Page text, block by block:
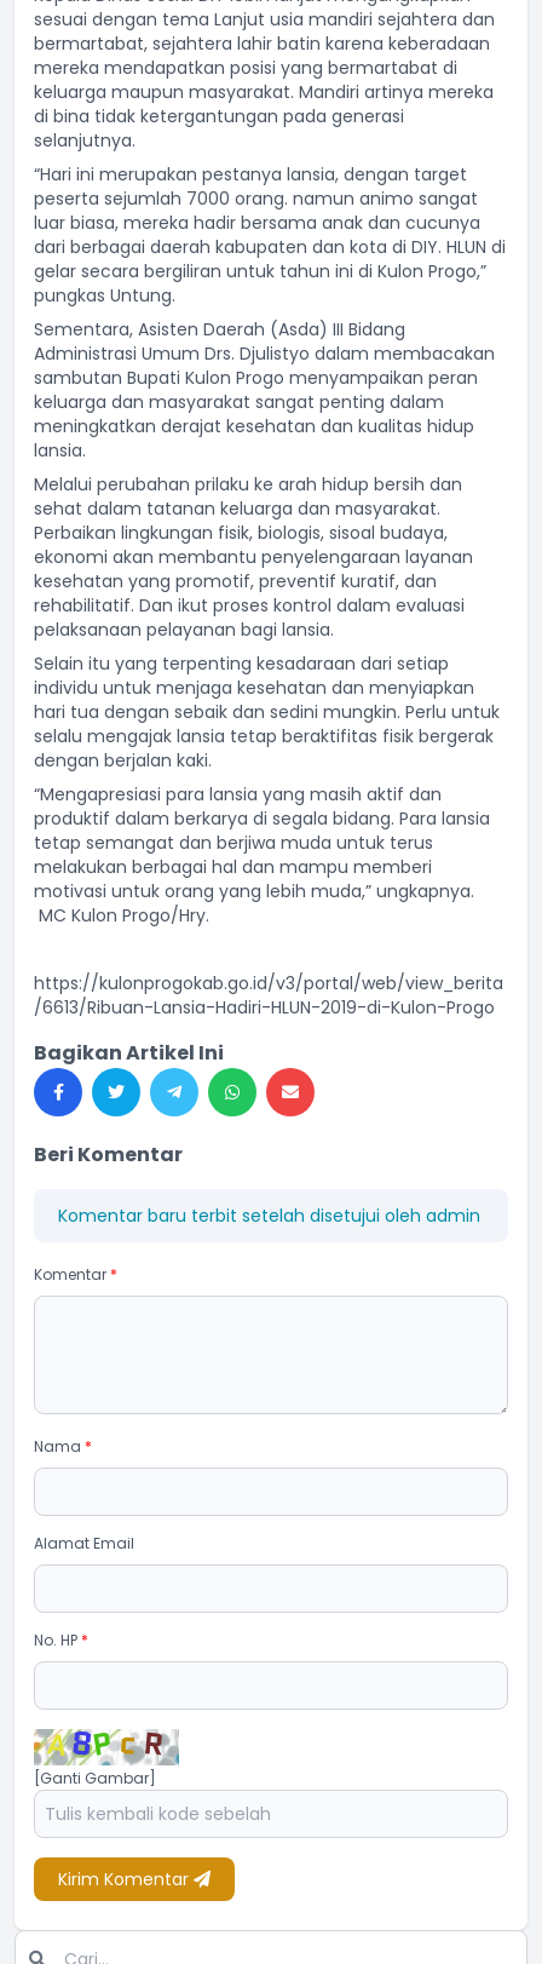
sesuai dengan tema Lanjut usia mandiri sejahtera dan
bermartabat, sejahtera lahir batin karena keberadaan
mereka mendapatkan posisi yang bermartabat di
keluarga maupun masyarakat. Mandiri artinya mereka
di bina tidak ketergantungan pada generasi
selanjutnya.
“Hari ini merupakan pestanya lansia, dengan target
peserta sejumlah 7000 orang. namun animo sangat
luar biasa, mereka hadir bersama anak dan cucunya
dari berbagai daerah kabupaten dan kota di DIY. HLUN di
gelar secara bergiliran untuk tahun ini di Kulon Progo,”
pungkas Untung.
Sementara, Asisten Daerah (Asda) III Bidang
Administrasi Umum Drs. Djulistyo dalam membacakan
sambutan Bupati Kulon Progo menyampaikan peran
keluarga dan masyarakat sangat penting dalam
meningkatkan derajat kesehatan dan kualitas hidup
lansia.
Melalui perubahan prilaku ke arah hidup bersih dan
sehat dalam tatanan keluarga dan masyarakat.
Perbaikan lingkungan fisik, biologis, sisoal budaya,
ekonomi akan membantu penyelengaraan layanan
kesehatan yang promotif, preventif kuratif, dan
rehabilitatif. Dan ikut proses kontrol dalam evaluasi
pelaksanaan pelayanan bagi lansia.
Selain itu yang terpenting kesadaraan dari setiap
individu untuk menjaga kesehatan dan menyiapkan
hari tua dengan sebaik dan sedini mungkin. Perlu untuk
selalu mengajak lansia tetap beraktifitas fisik bergerak
dengan berjalan kaki.
“Mengapresiasi para lansia yang masih aktif dan
produktif dalam berkarya di segala bidang. Para lansia
tetap semangat dan berjiwa muda untuk terus
melakukan berbagai hal dan mampu memberi
motivasi untuk orang yang lebih muda,” ungkapnya.
MC Kulon Progo/Hry.
https://kulonprogokab.go.id/v3/portal/web/view_berita
/6613/Ribuan-Lansia-Hadiri-HLUN-2019-di-Kulon-Progo
Bagikan Artikel Ini
Beri Komentar
Komentar baru terbit setelah disetujui oleh admin
Komentar *
Nama *
Alamat Email
No. HP *
[Ganti Gambar]
Kirim Komentar